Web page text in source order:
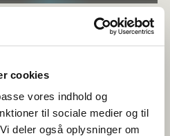
cookies
vores indhold og
til sociale medier og til
deler også oplysninger om